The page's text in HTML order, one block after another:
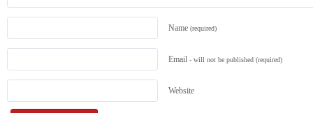
Name (required)
Email - will not be published (required)
Website